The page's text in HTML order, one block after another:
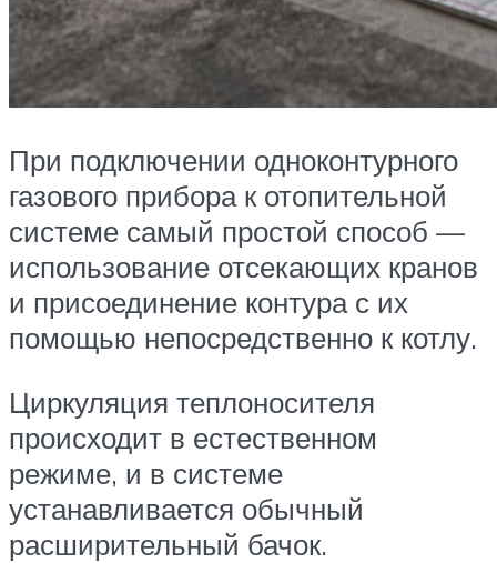
При подключении одноконтурного
газового прибора к отопительной
системе самый простой способ —
использование отсекающих кранов
и присоединение контура с их
помощью непосредственно к котлу.
Циркуляция теплоносителя
происходит в естественном
режиме, и в системе
устанавливается обычный
расширительный бачок.